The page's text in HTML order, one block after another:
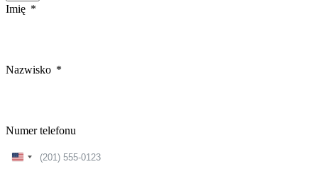
Imię
Nazwisko
Numer telefonu
United